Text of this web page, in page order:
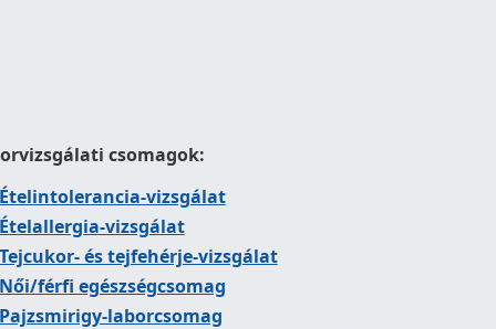
csomagok:
vizsgálat
vizsgálat
és tejfehérje-vizsgálat
férfi egészségcsomag
laborcsomag